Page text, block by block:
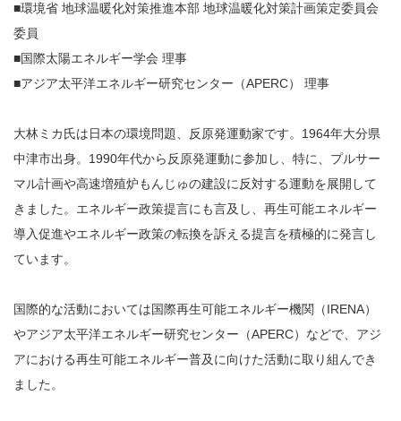
■環境省 地球温暖化対策推進本部 地球温暖化対策計画策定委員会
委員
■国際太陽エネルギー学会 理事
■アジア太平洋エネルギー研究センター（APERC） 理事
大林ミカ氏は日本の環境問題、反原発運動家です。1964年大分県
中津市出身。1990年代から反原発運動に参加し、特に、プルサー
マル計画や高速増殖炉もんじゅの建設に反対する運動を展開して
きました。エネルギー政策提言にも言及し、再生可能エネルギー
導入促進やエネルギー政策の転換を訴える提言を積極的に発言し
ています。
国際的な活動においては国際再生可能エネルギー機関（IRENA）
やアジア太平洋エネルギー研究センター（APERC）などで、アジ
アにおける再生可能エネルギー普及に向けた活動に取り組んでき
ました。